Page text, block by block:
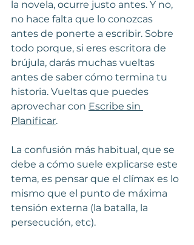
la novela, ocurre justo antes. Y no,
no hace falta que lo conozcas
antes de ponerte a escribir. Sobre
todo porque, si eres escritora de
brújula, darás muchas vueltas
antes de saber cómo termina tu
historia. Vueltas que puedes
aprovechar con Escribe sin
Planificar.
La confusión más habitual, que se
debe a cómo suele explicarse este
tema, es pensar que el clímax es lo
mismo que el punto de máxima
tensión externa (la batalla, la
persecución, etc).